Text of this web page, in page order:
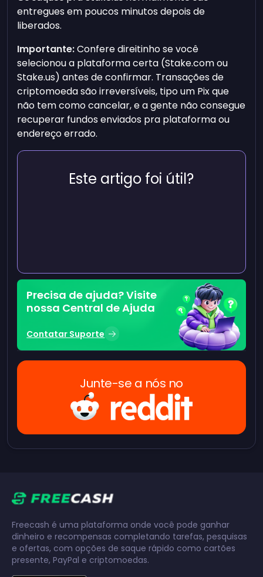
entregues em poucos minutos depois de
liberados.
Importante:Confere direitinho se você
selecionou a plataforma certa (Stake.com ou
Stake.us) antes de confirmar. Transações de
criptomoeda são irreversíveis, tipo um Pix que
não tem como cancelar, e a gente não consegue
recuperar fundos enviados pra plataforma ou
endereço errado.
Este artigo foi útil?
Precisa de ajuda? Visite
nossa Central de Ajuda
Contatar Suporte
Junte-se a nós no
Freecash é uma plataforma onde você pode ganhar
dinheiro e recompensas completando tarefas, pesquisas
e ofertas, com opções de saque rápido como cartões
presente, PayPal e criptomoedas.